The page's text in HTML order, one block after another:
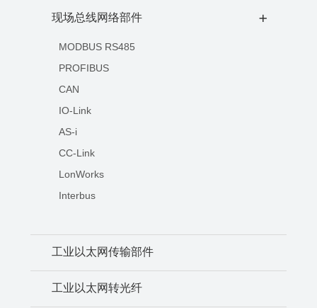
现场总线网络部件 +
MODBUS RS485
PROFIBUS
CAN
IO-Link
AS-i
CC-Link
LonWorks
Interbus
工业以太网传输部件
工业以太网转光纤